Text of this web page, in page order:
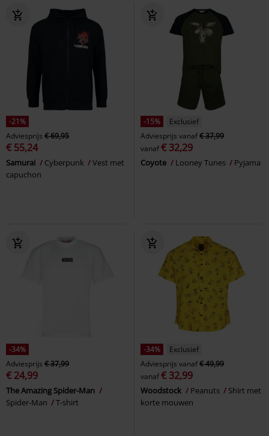
-21%
Adviesprijs € 69,95
€ 55,24
Samurai Cyberpunk
Vest met
capuchon
-15%
Exclusief
Adviesprijs vanaf€ 37,99
vanaf€ 32,29
Coyote Looney Tunes Pyjama
-34%
Adviesprijs € 37,99
€ 24,99
The Amazing Spider-Man
Spider-Man
T-shirt
-34%
Exclusief
Adviesprijs vanaf€ 49,99
vanaf€ 32,99
Woodstock Peanuts
Shirt met
korte mouwen